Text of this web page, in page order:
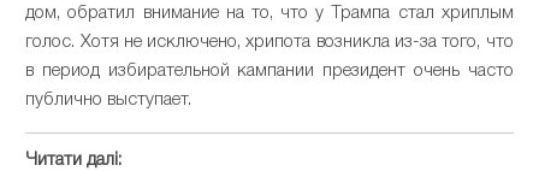
дом, обратил внимание на то, что у Трампа стал хриплым
голос. Хотя не исключено, хрипота возникла из-за того, что
в период избирательной кампании президент очень часто
публично выступает.
Читати далі: